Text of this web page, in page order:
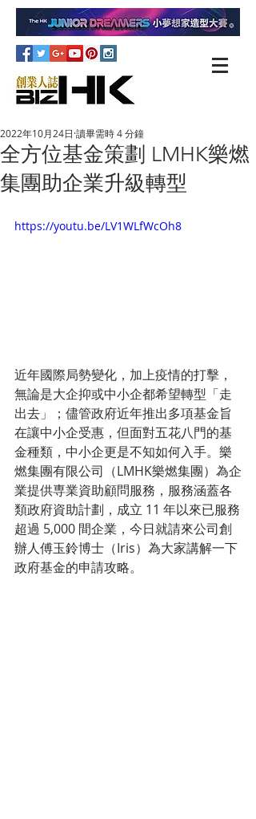
全方位基金策劃 LMHK樂燃
集團助企業升級轉型
2022年10月24日 讀畢需時 4 分鐘
https://youtu.be/LV1WLfWcOh8
近年國際局勢變化，加上疫情的打擊，
無論是大企抑或中小企都希望轉型「走
出去」；儘管政府近年推出多項基金旨
在讓中小企受惠，但面對五花八門的基
金種類，中小企更是不知如何入手。樂
燃集團有限公司（LMHK樂燃集團）為企
業提供専業資助顧問服務，服務涵蓋各
類政府資助計劃，成立 11 年以來已服務
超過 5,000 間企業，今日就請來公司創
辦人傅玉鈴博士（Iris）為大家講解一下
政府基金的申請攻略。